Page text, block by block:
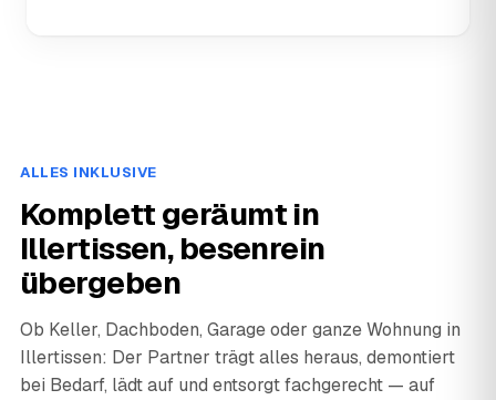
ALLES INKLUSIVE
Komplett geräumt in
Illertissen, besenrein
übergeben
Ob Keller, Dachboden, Garage oder ganze Wohnung in
Illertissen: Der Partner trägt alles heraus, demontiert
bei Bedarf, lädt auf und entsorgt fachgerecht — auf